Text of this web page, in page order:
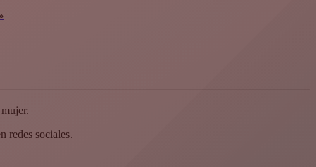
redes sociales.